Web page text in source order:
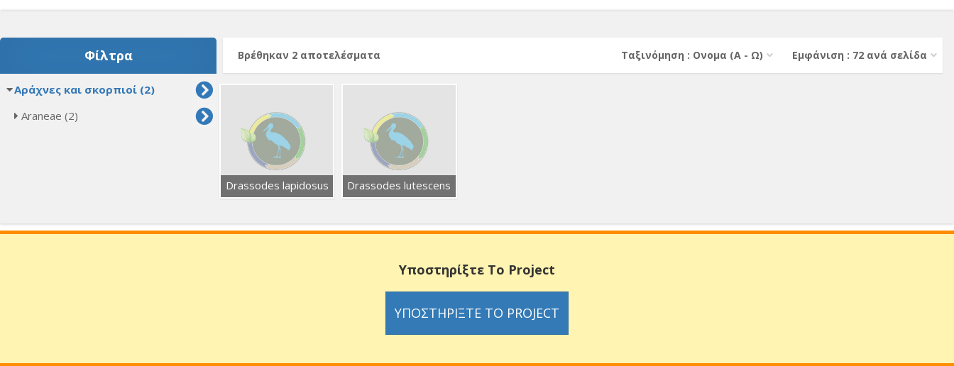
Φίλτρα
Αράχνες και σκορπιοί (2)
Araneae (2)
Βρέθηκαν 2 αποτελέσματα Εμφάνιση : 72 ανά σελίδα
Тαξινόμηση : Ονομα (A - Ω)
Drassodes lapidosus Drassodes lutescens
Υποστηρίξτε Το Project
ΥΠΟΣΤΗΡΊΞΤΕ ΤΟ PROJECT